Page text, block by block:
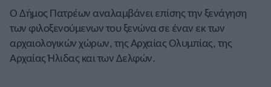
Ο Δήμος Πατρέων αναλαμβάνει επίσης την ξενάγηση
των φιλοξενούμενων του ξενώνα σε έναν εκ των
αρχαιολογικών χώρων, της Αρχαίας Ολυμπίας, της
Αρχαίας Ήλιδας και των Δελφών.